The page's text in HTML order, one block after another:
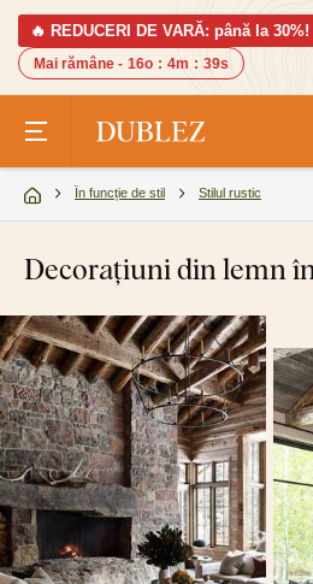
🔥 REDUCERI DE VARĂ: până la 30%!
Mai rămâne - 16o : 4m : 38s
În funcție de stil Stilul rustic
Decorațiuni din lemn